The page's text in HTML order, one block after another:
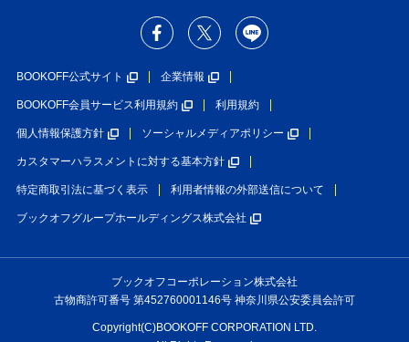
BOOKOFF公式サイト 企業情報
BOOKOFF会員サービス利用規約 利用規約
個人情報保護方針 ソーシャルメディアポリシー
カスタマーハラスメントに対する基本方針
特定商取引法に基づく表示 利用者情報の外部送信について
ブックオフグループホールディングス株式会社
ブックオフコーポレーション株式会社
古物商許可番号 第452760001146号 神奈川県公安委員会許可
Copyright(C)BOOKOFF CORPORATION LTD.